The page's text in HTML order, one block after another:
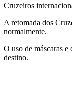
Cruzeiros
A retomada dos
normalmente.
O uso de máscaras
destino.